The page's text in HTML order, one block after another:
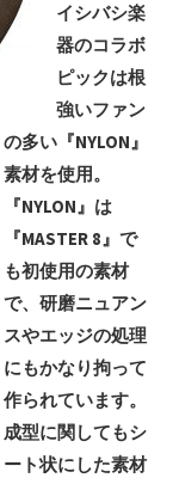
イシバシ楽
器のコラボ
ピックは根
強いファン
の多い『NYLON』
素材を使用。
『NYLON』は
『MASTER 8』で
も初使用の素材
で、研磨ニュアン
スやエッジの処理
にもかなり拘って
作られています。
成型に関してもシ
ート状にした素材